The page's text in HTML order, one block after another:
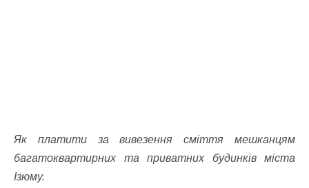
Як платити за вивезення сміття мешканцям
багатоквартирних та приватних будинків міста
Ізюму.